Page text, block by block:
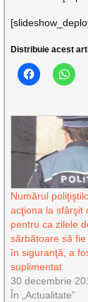
Distribuie acest
Numărul
acţiona la sfârşit
pentru ca zilele
sărbătoare să
în siguranţă, a
suplimentat
30 decembrie
În „Actualitate”